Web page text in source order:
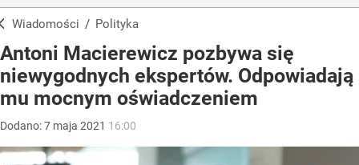
Wiadomości / Polityka
Antoni Macierewicz pozbywa się
niewygodnych ekspertów. Odpowiadają
mu mocnym oświadczeniem
Dodano:7 maja 2021 16:00